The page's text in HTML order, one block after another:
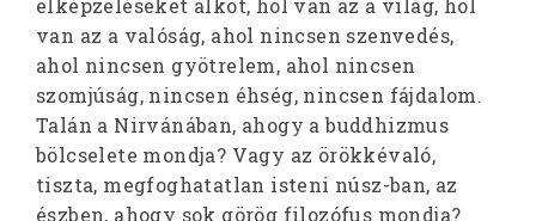
van az a valóság, ahol nincsen szenvedés,
ahol nincsen gyötrelem, ahol nincsen
szomjúság, nincsen éhség, nincsen fájdalom.
Talán a Nirvánában, ahogy a buddhizmus
bölcselete mondja? Vagy az örökkévaló,
tiszta, megfoghatatlan isteni núsz-ban, az
észben, ahogy sok görög filozófus mondja?